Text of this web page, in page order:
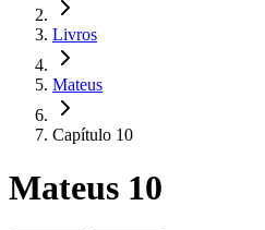
Livros
Mateus
Capítulo 10
Mateus 10